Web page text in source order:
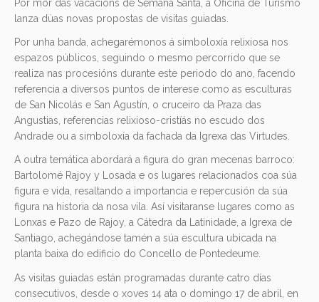
Por mor das vacacións de Semana Santa, a Oficina de Turismo
lanza dúas novas propostas de visitas guiadas.
Por unha banda, achegarémonos á simboloxía relixiosa nos
espazos públicos, seguindo o mesmo percorrido que se
realiza nas procesións durante este periodo do ano, facendo
referencia a diversos puntos de interese como as esculturas
de San Nicolás e San Agustín, o cruceiro da Praza das
Angustias, referencias relixioso-cristíás no escudo dos
Andrade ou a simboloxía da fachada da Igrexa das Virtudes.
A outra temática abordará a figura do gran mecenas barroco:
Bartolomé Rajoy y Losada e os lugares relacionados coa súa
figura e vida, resaltando a importancia e repercusión da súa
figura na historia da nosa vila. Así visitaranse lugares como as
Lonxas e Pazo de Rajoy, a Cátedra da Latinidade, a Igrexa de
Santiago, achegándose tamén a súa escultura ubicada na
planta baixa do edificio do Concello de Pontedeume.
As visitas guiadas están programadas durante catro días
consecutivos, desde o xoves 14 ata o domingo 17 de abril, en